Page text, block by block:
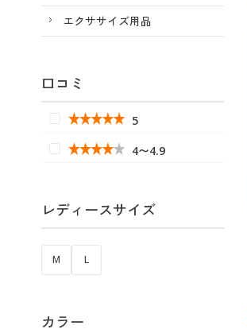
エクササイズ用品
口コミ
5
4〜4.9
レディースサイズ
M L
カラー